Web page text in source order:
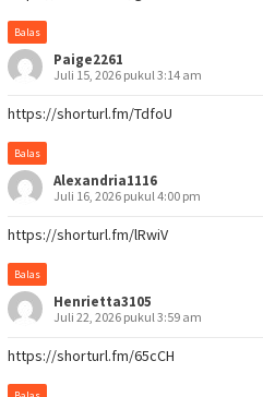
Balas
Paige2261
Juli 15, 2026 pukul 3:14 am
https://shorturl.fm/TdfoU
Balas
Alexandria1116
Juli 16, 2026 pukul 4:00 pm
https://shorturl.fm/lRwiV
Balas
Henrietta3105
Juli 22, 2026 pukul 3:59 am
https://shorturl.fm/65cCH